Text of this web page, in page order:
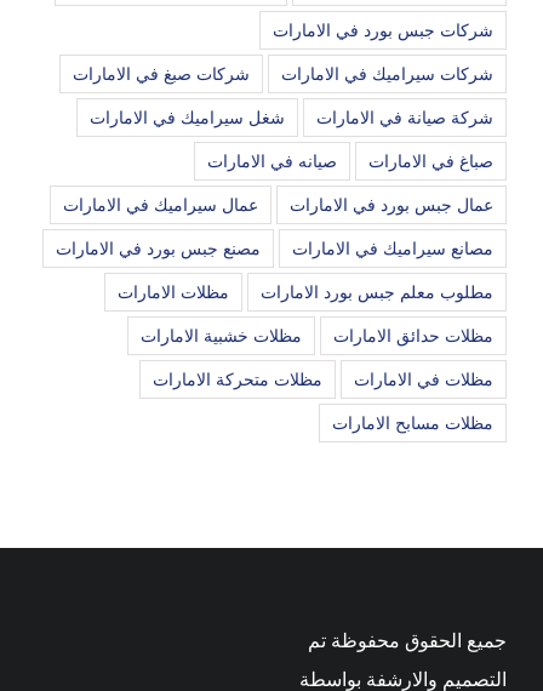
شركات جبس بورد في الامارات
شركات سيراميك في الامارات شركات صبغ في الامارات
شركة صيانة في الامارات شغل سيراميك في الامارات
صباغ في الامارات صيانه في الامارات
عمال جبس بورد في الامارات عمال سيراميك في الامارات
مصانع سيراميك في الامارات مصنع جبس بورد في الامارات
مطلوب معلم جبس بورد الامارات مظلات الامارات
مظلات حدائق الامارات مظلات خشبية الامارات
مظلات في الامارات مظلات متحركة الامارات
مظلات مسابح الامارات
جميع الحقوق محفوظة تم
التصميم والارشفة بواسطة